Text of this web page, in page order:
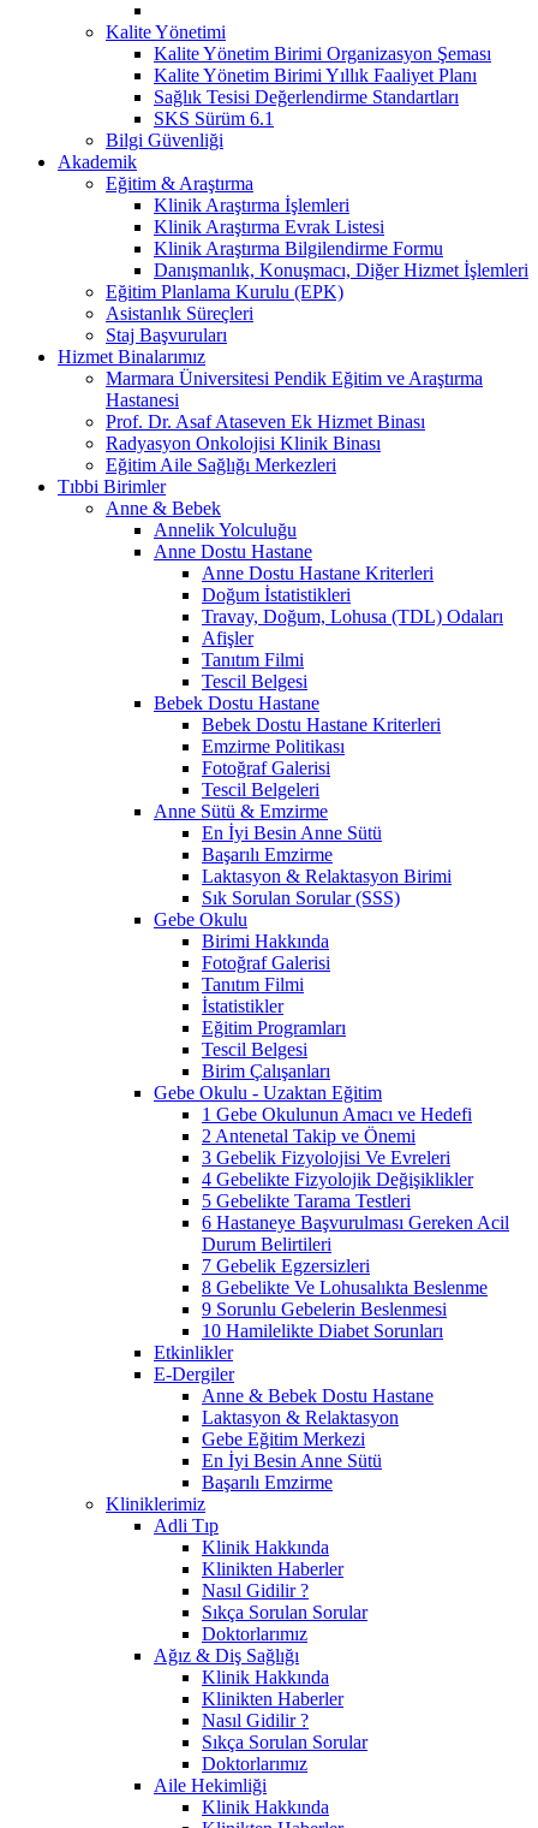
Kalite Yönetimi
Kalite Yönetim Birimi Organizasyon Şeması
Kalite Yönetim Birimi Yıllık Faaliyet Planı
Sağlık Tesisi Değerlendirme Standartları
SKS Sürüm 6.1
Bilgi Güvenliği
Akademik
Eğitim & Araştırma
Klinik Araştırma İşlemleri
Klinik Araştırma Evrak Listesi
Klinik Araştırma Bilgilendirme Formu
Danışmanlık, Konuşmacı, Diğer Hizmet İşlemleri
Eğitim Planlama Kurulu (EPK)
Asistanlık Süreçleri
Staj Başvuruları
Hizmet Binalarımız
Marmara Üniversitesi Pendik Eğitim ve Araştırma
Hastanesi
Prof. Dr. Asaf Ataseven Ek Hizmet Binası
Radyasyon Onkolojisi Klinik Binası
Eğitim Aile Sağlığı Merkezleri
Tıbbi Birimler
Anne & Bebek
Annelik Yolculuğu
Anne Dostu Hastane
Anne Dostu Hastane Kriterleri
Doğum İstatistikleri
Travay, Doğum, Lohusa (TDL) Odaları
Afişler
Tanıtım Filmi
Tescil Belgesi
Bebek Dostu Hastane
Bebek Dostu Hastane Kriterleri
Emzirme Politikası
Fotoğraf Galerisi
Tescil Belgeleri
Anne Sütü & Emzirme
En İyi Besin Anne Sütü
Başarılı Emzirme
Laktasyon & Relaktasyon Birimi
Sık Sorulan Sorular (SSS)
Gebe Okulu
Birimi Hakkında
Fotoğraf Galerisi
Tanıtım Filmi
İstatistikler
Eğitim Programları
Tescil Belgesi
Birim Çalışanları
Gebe Okulu - Uzaktan Eğitim
1 Gebe Okulunun Amacı ve Hedefi
2 Antenetal Takip ve Önemi
3 Gebelik Fizyolojisi Ve Evreleri
4 Gebelikte Fizyolojik Değişiklikler
5 Gebelikte Tarama Testleri
6 Hastaneye Başvurulması Gereken Acil
Durum Belirtileri
7 Gebelik Egzersizleri
8 Gebelikte Ve Lohusalıkta Beslenme
9 Sorunlu Gebelerin Beslenmesi
10 Hamilelikte Diabet Sorunları
Etkinlikler
E-Dergiler
Anne & Bebek Dostu Hastane
Laktasyon & Relaktasyon
Gebe Eğitim Merkezi
En İyi Besin Anne Sütü
Başarılı Emzirme
Kliniklerimiz
Adli Tıp
Klinik Hakkında
Klinikten Haberler
Nasıl Gidilir ?
Sıkça Sorulan Sorular
Doktorlarımız
Ağız & Diş Sağlığı
Klinik Hakkında
Klinikten Haberler
Nasıl Gidilir ?
Sıkça Sorulan Sorular
Doktorlarımız
Aile Hekimliği
Klinik Hakkında